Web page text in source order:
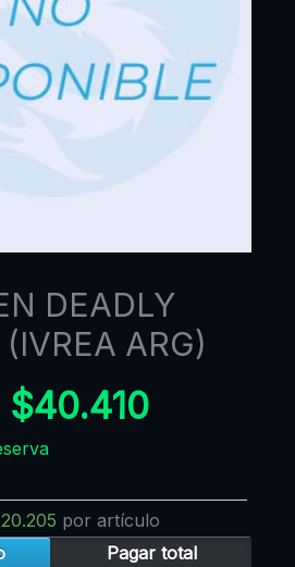
DEADLY
ARG)
$40.410
20.205 por artículo
Pagar total